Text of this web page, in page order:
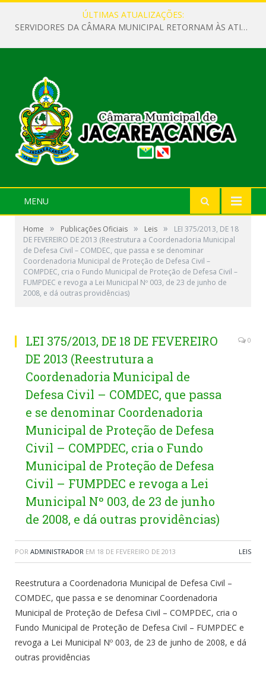
ÚLTIMAS ATUALIZAÇÕES:
SERVIDORES DA CÂMARA MUNICIPAL RETORNAM ÀS ATIVIDADES APÓS O RECESSO PARLAMENTAR
MENU
Home » Publicações Oficiais » Leis »
LEI 375/2013, DE 18
DE FEVEREIRO DE 2013 (Reestrutura a Coordenadoria Municipal
de Defesa Civil – COMDEC, que passa e se denominar
Coordenadoria Municipal de Proteção de Defesa Civil –
COMPDEC, cria o Fundo Municipal de Proteção de Defesa Civil –
FUMPDEC e revoga a Lei Municipal Nº 003, de 23 de junho de
2008, e dá outras providências)
LEI 375/2013, DE 18 DE FEVEREIRO
DE 2013 (Reestrutura a
Coordenadoria Municipal de
Defesa Civil – COMDEC, que passa
e se denominar Coordenadoria
Municipal de Proteção de Defesa
Civil – COMPDEC, cria o Fundo
Municipal de Proteção de Defesa
Civil – FUMPDEC e revoga a Lei
Municipal Nº 003, de 23 de junho
de 2008, e dá outras providências)
0
POR ADMINISTRADOR EM 18 DE FEVEREIRO DE 2013 LEIS
Reestrutura a Coordenadoria Municipal de Defesa Civil –
COMDEC, que passa e se denominar Coordenadoria
Municipal de Proteção de Defesa Civil – COMPDEC, cria o
Fundo Municipal de Proteção de Defesa Civil – FUMPDEC e
revoga a Lei Municipal Nº 003, de 23 de junho de 2008, e dá
outras providências